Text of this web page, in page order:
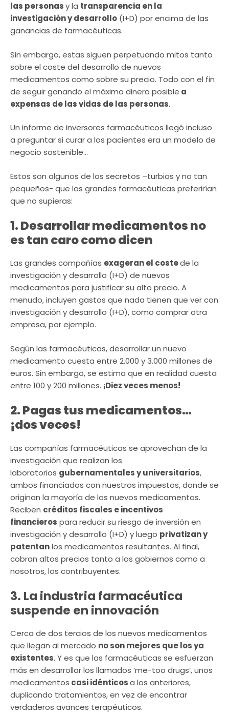
las personasy la transparencia en la
investigación y desarrollo (I+D) por encima de las
ganancias de farmacéuticas.
Sin embargo, estas siguen perpetuando mitos tanto
sobre el coste del desarrollo de nuevos
medicamentos como sobre su precio. Todo con el fin
de seguir ganando el máximo dinero posible a
expensas de las vidas de las personas.
Un informe de inversores farmacéuticos llegó incluso
a preguntar si curar a los pacientes era un modelo de
negocio sostenible…
Estos son algunos de los secretos –turbios y no tan
pequeños- que las grandes farmacéuticas preferirían
que no supieras:
1. Desarrollar medicamentos no
es tan caro como dicen
Las grandes compañías exageran el costede la
investigación y desarrollo (I+D) de nuevos
medicamentos para justificar su alto precio. A
menudo, incluyen gastos que nada tienen que ver con
investigación y desarrollo (I+D), como comprar otra
empresa, por ejemplo.
Según las farmacéuticas, desarrollar un nuevo
medicamento cuesta entre 2.000 y 3.000 millones de
euros. Sin embargo, se estima que en realidad cuesta
entre 100 y 200 millones. ¡Diez veces menos!
2. Pagas tus medicamentos…
¡dos veces!
Las compañías farmacéuticas se aprovechan de la
investigación que realizan los
laboratorios gubernamentales y universitarios,
ambos financiados con nuestros impuestos, donde se
originan la mayoría de los nuevos medicamentos.
Reciben créditos fiscales e incentivos
financieros para reducir su riesgo de inversión en
investigación y desarrollo (I+D) y luego privatizan y
patentanlos medicamentos resultantes. Al final,
cobran altos precios tanto a los gobiernos como a
nosotros, los contribuyentes.
3. La industria farmacéutica
suspende en innovación
Cerca de dos tercios de los nuevos medicamentos
que llegan al mercado no son mejores que los ya
existentes. Y es que las farmacéuticas se esfuerzan
más en desarrollar los llamados ‘me-too drugs’, unos
medicamentos casi idénticosa los anteriores,
duplicando tratamientos, en vez de encontrar
verdaderos avances terapéuticos.